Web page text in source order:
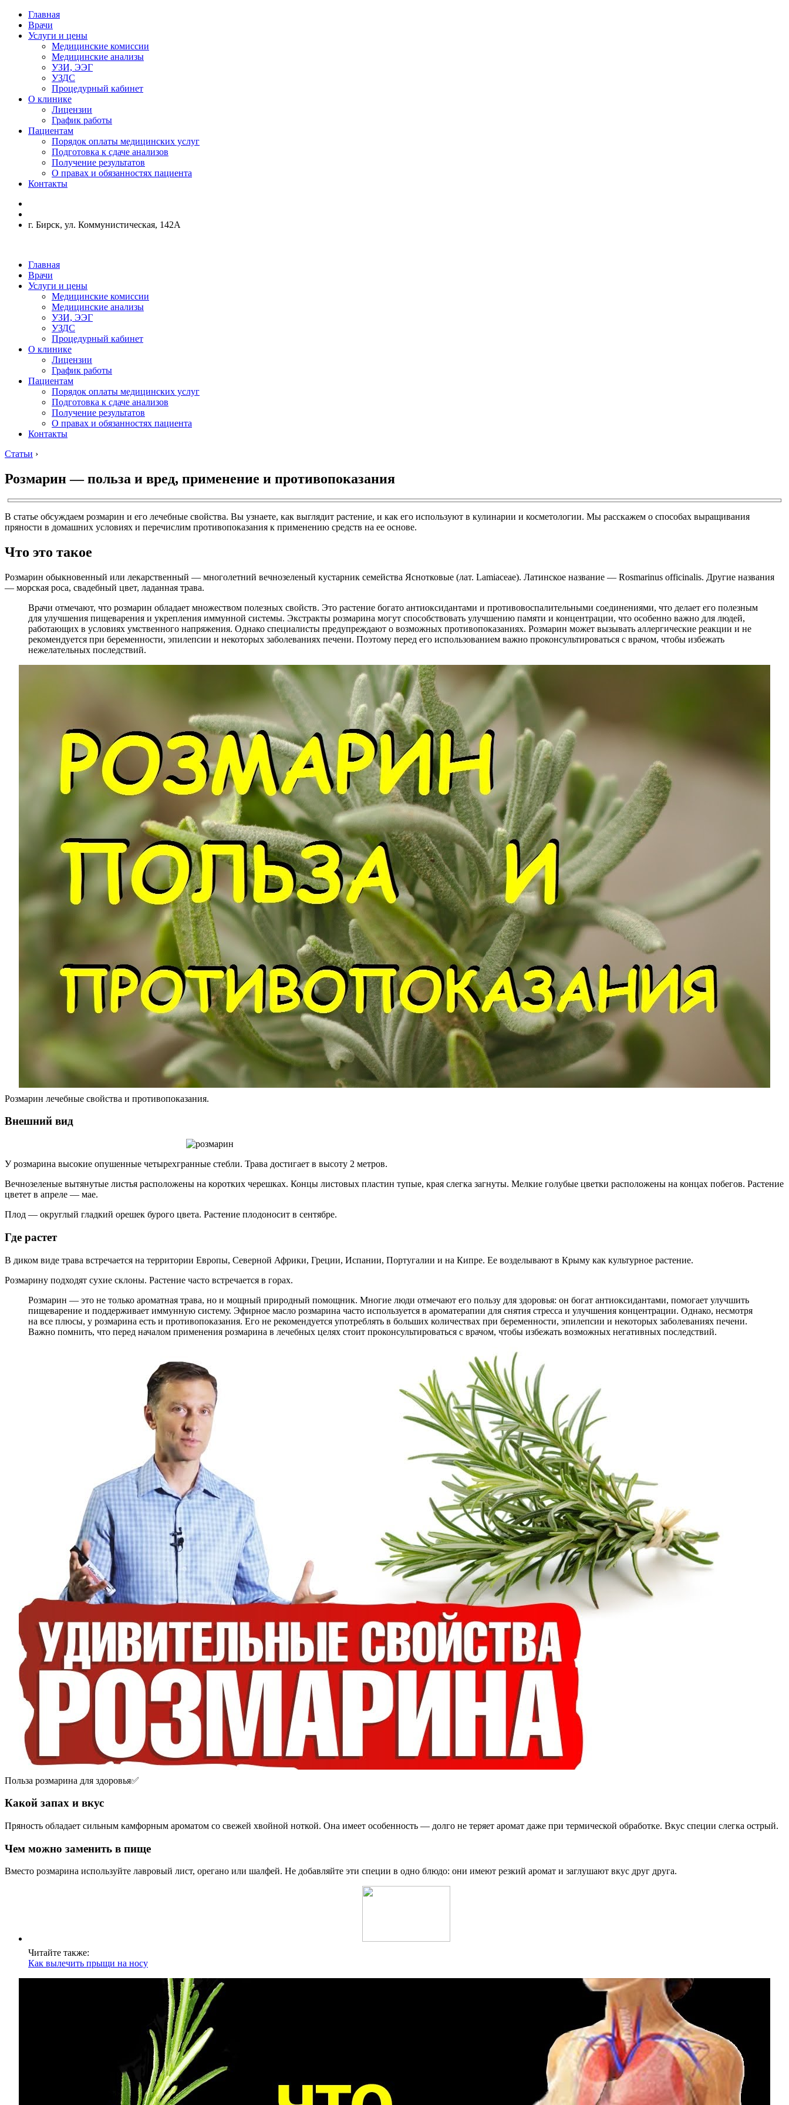
Главная
Врачи
Услуги и цены
Медицинские комиссии
Медицинские анализы
УЗИ, ЭЭГ
УЗДС
Процедурный кабинет
О клинике
Лицензии
График работы
Пациентам
Порядок оплаты медицинских услуг
Подготовка к сдаче анализов
Получение результатов
О правах и обязанностях пациента
Контакты
г. Бирск, ул. Коммунистическая, 142А
Главная
Врачи
Услуги и цены
Медицинские комиссии
Медицинские анализы
УЗИ, ЭЭГ
УЗДС
Процедурный кабинет
О клинике
Лицензии
График работы
Пациентам
Порядок оплаты медицинских услуг
Подготовка к сдаче анализов
Получение результатов
О правах и обязанностях пациента
Контакты
Статьи ›
Розмарин — польза и вред, применение и противопоказания
В статье обсуждаем розмарин и его лечебные свойства. Вы узнаете, как выглядит растение, и как его используют в кулинарии и косметологии. Мы расскажем о способах выращивания
пряности в домашних условиях и перечислим противопоказания к применению средств на ее основе.
Что это такое
Розмарин обыкновенный или лекарственный — многолетний вечнозеленый кустарник семейства Яснотковые (лат. Lamiaceae). Латинское название — Rosmarinus officinalis. Другие названия
— морская роса, свадебный цвет, ладанная трава.
Врачи отмечают, что розмарин обладает множеством полезных свойств. Это растение богато антиоксидантами и противовоспалительными соединениями, что делает его полезным
для улучшения пищеварения и укрепления иммунной системы. Экстракты розмарина могут способствовать улучшению памяти и концентрации, что особенно важно для людей,
работающих в условиях умственного напряжения. Однако специалисты предупреждают о возможных противопоказаниях. Розмарин может вызывать аллергические реакции и не
рекомендуется при беременности, эпилепсии и некоторых заболеваниях печени. Поэтому перед его использованием важно проконсультироваться с врачом, чтобы избежать
нежелательных последствий.
Розмарин лечебные свойства и противопоказания.
Внешний вид
У розмарина высокие опушенные четырехгранные стебли. Трава достигает в высоту 2 метров.
Вечнозеленые вытянутые листья расположены на коротких черешках. Концы листовых пластин тупые, края слегка загнуты. Мелкие голубые цветки расположены на концах побегов. Растение
цветет в апреле — мае.
Плод — округлый гладкий орешек бурого цвета. Растение плодоносит в сентябре.
Где растет
В диком виде трава встречается на территории Европы, Северной Африки, Греции, Испании, Португалии и на Кипре. Ее возделывают в Крыму как культурное растение.
Розмарину подходят сухие склоны. Растение часто встречается в горах.
Розмарин — это не только ароматная трава, но и мощный природный помощник. Многие люди отмечают его пользу для здоровья: он богат антиоксидантами, помогает улучшить
пищеварение и поддерживает иммунную систему. Эфирное масло розмарина часто используется в ароматерапии для снятия стресса и улучшения концентрации. Однако, несмотря
на все плюсы, у розмарина есть и противопоказания. Его не рекомендуется употреблять в больших количествах при беременности, эпилепсии и некоторых заболеваниях печени.
Важно помнить, что перед началом применения розмарина в лечебных целях стоит проконсультироваться с врачом, чтобы избежать возможных негативных последствий.
Польза розмарина для здоровья✅
Какой запах и вкус
Пряность обладает сильным камфорным ароматом со свежей хвойной ноткой. Она имеет особенность — долго не теряет аромат даже при термической обработке. Вкус специи слегка острый.
Чем можно заменить в пище
Вместо розмарина используйте лавровый лист, орегано или шалфей. Не добавляйте эти специи в одно блюдо: они имеют резкий аромат и заглушают вкус друг друга.
Читайте также:
Как вылечить прыщи на носу